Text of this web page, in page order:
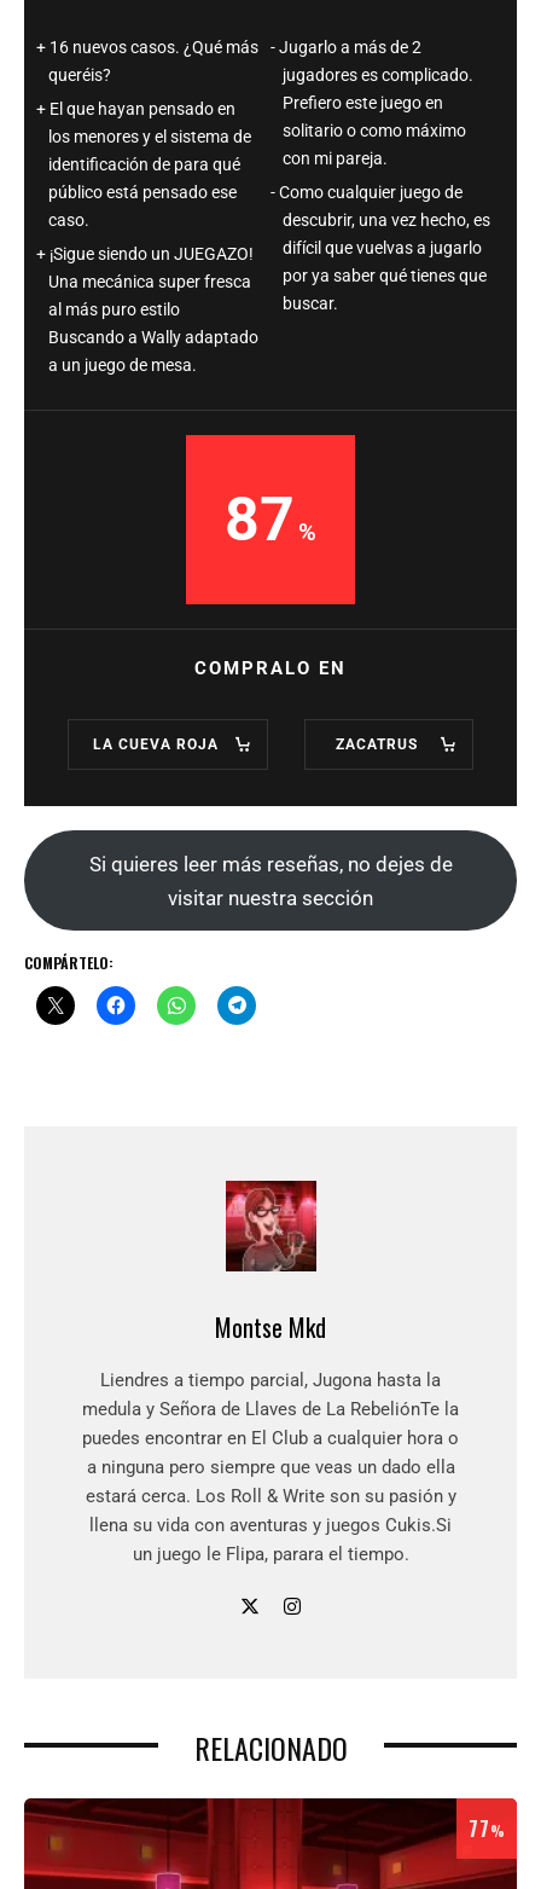
16 nuevos casos. ¿Qué más
queréis?
El que hayan pensado en
los menores y el sistema de
identificación de para qué
público está pensado ese
caso.
¡Sigue siendo un JUEGAZO!
Una mecánica super fresca
al más puro estilo
Buscando a Wally adaptado
a un juego de mesa.
Jugarlo a más de 2
jugadores es complicado.
Prefiero este juego en
solitario o como máximo
con mi pareja.
Como cualquier juego de
descubrir, una vez hecho, es
difícil que vuelvas a jugarlo
por ya saber qué tienes que
buscar.
87
COMPRALO EN
LA CUEVA ROJA ZACATRUS
Si quieres leer más reseñas, no dejes de
visitar nuestra sección
COMPÁRTELO:
Montse Mkd
Liendres a tiempo parcial, Jugona hasta la
medula y Señora de Llaves de La RebeliónTe la
puedes encontrar en El Club a cualquier hora o
a ninguna pero siempre que veas un dado ella
estará cerca. Los Roll & Write son su pasión y
llena su vida con aventuras y juegos Cukis.Si
un juego le Flipa, parara el tiempo.
RELACIONADO
77%